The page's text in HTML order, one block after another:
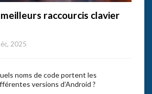
raccourcis clavier
2025
noms de code portent les
versions d’Android ?